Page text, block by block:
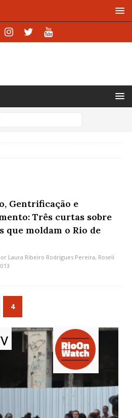
Gentrificação e
Três curtas sobre
que moldam o Rio de
Laura Ribeiro Rodrigues Pereira, Roseli
4